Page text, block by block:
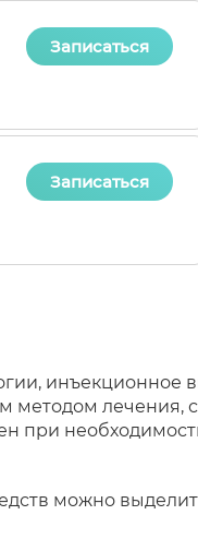
Записаться
Записаться
инъекционное
методом
при
можно